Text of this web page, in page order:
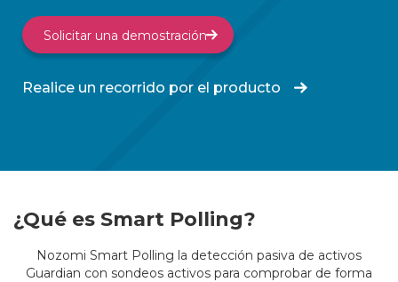
Solicitar una demostración
Realice un recorrido por el producto
¿Qué es Smart Polling?
Nozomi Smart Polling la detección pasiva de activos
Guardian con sondeos activos para comprobar de forma